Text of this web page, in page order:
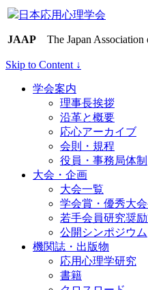
日本応用心理学会
JAAP The Japan Association
Skip to Content ↓
学会案内
理事長挨拶
沿革と概要
応心アーカイブ
会則・規程
役員・事務局体制
大会・企画
大会一覧
学会賞・優秀大
若手会員研究奨
公開シンポジウム
機関誌・出版物
応用心理学研究
書籍